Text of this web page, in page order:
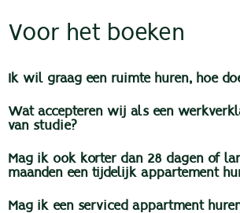
Voor het boeken
Ik wil graag een ruimte huren, hoe
Wat accepteren wij als een
van studie?
Mag ik ook korter dan 28 dagen of
maanden een tijdelijk appartement
Mag ik een serviced appartment